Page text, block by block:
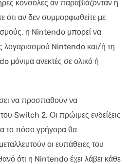
κονσόλες αν παραβιάζονταν η
ότι αν δεν συμμορφωθείτε με
η Nintendo μπορεί να
λογαριασμού Nintendo και/ή τη
μόνιμα ανεκτές σε ολικό ή
να προσπαθούν να
Switch 2. Οι πρώιμες ενδείξεις
το πόσο γρήγορα θα
οι ευπάθειες του
ότι η Nintendo έχει λάβει κάθε